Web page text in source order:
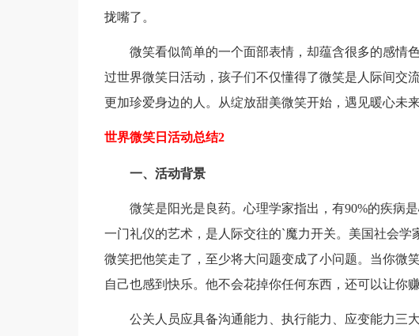
拢嘴了。
微笑看似简单的一个面部表情，却蕴含很多的感情
过世界微笑日活动，孩子们不仅懂得了微笑是人际间交
更加珍爱身边的人。从绽放甜美微笑开始，遇见暖心未
世界微笑日活动总结2
一、活动背景
微笑是阳光是良药。心理学家指出，有90%的疾病
一门礼仪的艺术，是人际交往的`魔力开关。美国社会学
微笑把他笑走了，至少将大问题变成了小问题。当你微
自己也感到快乐。他不会花掉你任何东西，还可以让你
公关人员应具备沟通能力、执行能力、应变能力三